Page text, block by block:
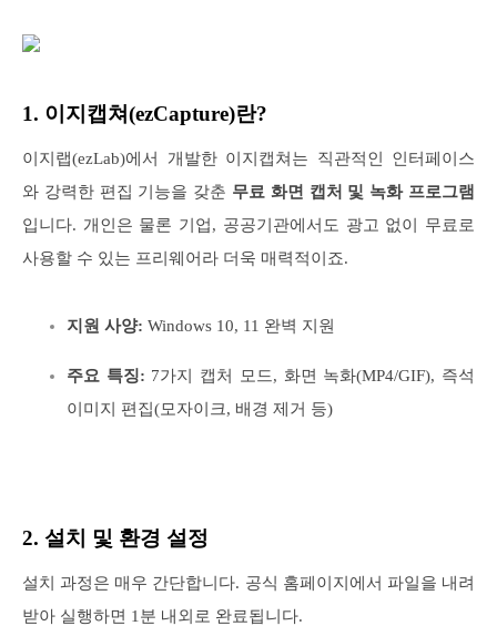
1. 이지캡쳐(ezCapture)란?
이지랩(ezLab)에서 개발한 이지캡쳐는 직관적인 인터페이스
와 강력한 편집 기능을 갖춘 무료 화면 캡처 및 녹화 프로그램
입니다. 개인은 물론 기업, 공공기관에서도 광고 없이 무료로
사용할 수 있는 프리웨어라 더욱 매력적이죠.
지원 사양: Windows 10, 11 완벽 지원
주요 특징: 7가지 캡처 모드, 화면 녹화(MP4/GIF), 즉석
이미지 편집(모자이크, 배경 제거 등)
2. 설치 및 환경 설정
설치 과정은 매우 간단합니다. 공식 홈페이지에서 파일을 내려
받아 실행하면 1분 내외로 완료됩니다.